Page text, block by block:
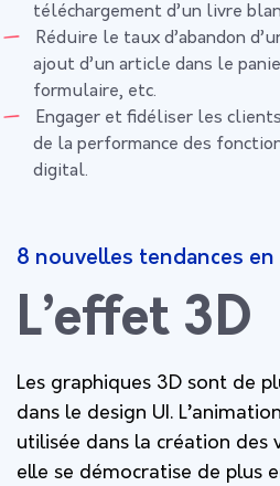
téléchargement d’un livre
Réduire le taux d’abandon
ajout d’un article dans le
formulaire, etc.
Engager et fidéliser les
de la performance des
digital.
8 nouvelles tendances
L’effet 3D
Les graphiques 3D sont de
dans le design UI.
utilisée dans la création des
elle se démocratise de plus